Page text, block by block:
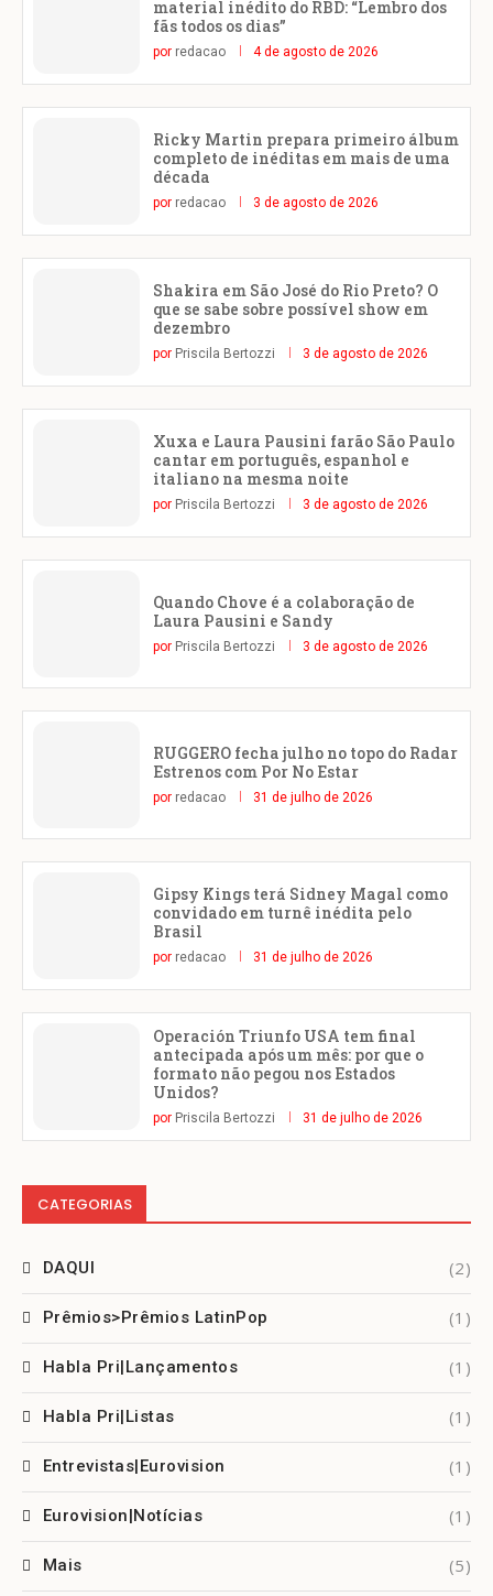
material inédito do RBD: “Lembro dos
fãs todos os dias”
por redacao 4 de agosto de 2026
Ricky Martin prepara primeiro álbum
completo de inéditas em mais de uma
década
por redacao 3 de agosto de 2026
Shakira em São José do Rio Preto? O
que se sabe sobre possível show em
dezembro
por Priscila Bertozzi 3 de agosto de 2026
Xuxa e Laura Pausini farão São Paulo
cantar em português, espanhol e
italiano na mesma noite
por Priscila Bertozzi 3 de agosto de 2026
Quando Chove é a colaboração de
Laura Pausini e Sandy
por Priscila Bertozzi 3 de agosto de 2026
RUGGERO fecha julho no topo do Radar
Estrenos com Por No Estar
por redacao 31 de julho de 2026
Gipsy Kings terá Sidney Magal como
convidado em turnê inédita pelo
Brasil
por redacao 31 de julho de 2026
Operación Triunfo USA tem final
antecipada após um mês: por que o
formato não pegou nos Estados
Unidos?
por Priscila Bertozzi 31 de julho de 2026
CATEGORIAS
DAQUI (2)
Prêmios>Prêmios LatinPop (1)
Habla Pri|Lançamentos (1)
Habla Pri|Listas (1)
Entrevistas|Eurovision (1)
Eurovision|Notícias (1)
Mais (5)